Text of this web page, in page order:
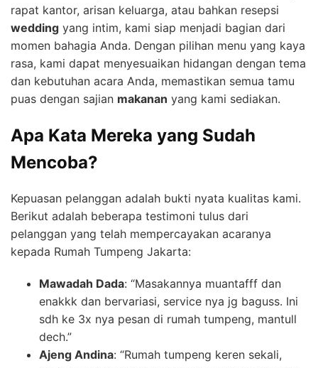
rapat kantor, arisan keluarga, atau bahkan resepsi
wedding yang intim, kami siap menjadi bagian dari
momen bahagia Anda. Dengan pilihan menu yang kaya
rasa, kami dapat menyesuaikan hidangan dengan tema
dan kebutuhan acara Anda, memastikan semua tamu
puas dengan sajian makanan yang kami sediakan.
Apa Kata Mereka yang Sudah
Mencoba?
Kepuasan pelanggan adalah bukti nyata kualitas kami.
Berikut adalah beberapa testimoni tulus dari
pelanggan yang telah mempercayakan acaranya
kepada Rumah Tumpeng Jakarta:
Mawadah Dada: “Masakannya muantafff dan
enakkk dan bervariasi, service nya jg baguss. Ini
sdh ke 3x nya pesan di rumah tumpeng, mantull
dech.”
Ajeng Andina: “Rumah tumpeng keren sekali,